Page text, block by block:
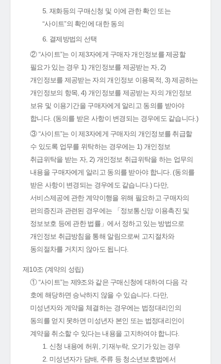
5. 재화등의 구매신청 및 이에 관한 확인 또는
“사이트”의 확인에 대한 동의
6. 결제방법의 선택
② “사이트”는 이 제3자에게 구매자 개인정보를 제공할
필요가 있는 경우 1) 개인정보를 제공받는 자, 2)
개인정보를 제공받는 자의 개인정보 이용목적, 3) 제공하는
개인정보의 항목, 4) 개인정보를 제공받는 자의 개인정보
보유 및 이용기간을 구매자에게 알리고 동의를 받아야
합니다. (동의를 받은 사항이 변경되는 경우에도 같습니다.)
③ “사이트”는 이 제3자에게 구매자의 개인정보를 취급할
수 있도록 업무를 위탁하는 경우에는 1) 개인정보
취급위탁을 받는 자, 2) 개인정보 취급위탁을 하는 업무의
내용을 구매자에게 알리고 동의를 받아야 합니다. (동의를
받은 사항이 변경되는 경우에도 같습니다.) 다만,
서비스제공에 관한 계약이행을 위해 필요하고 구매자의
편의증진과 관련된 경우에는 「정보통신망 이용촉진 및
정보보호 등에 관한 법률」에서 정하고 있는 방법으로
개인정보 취급방침을 통해 알림으로써 고지절차와
동의절차를 거치지 않아도 됩니다.
제10조 (계약의 성립)
① “사이트”는 제9조와 같은 구매신청에 대하여 다음 각
호에 해당하면 승낙하지 않을 수 있습니다. 다만,
미성년자와 계약을 체결하는 경우에는 법정대리인의
동의를 얻지 못하면 미성년자 본인 또는 법정대리인이
계약을 취소할 수 있다는 내용을 고지하여야 합니다.
1. 신청 내용에 허위, 기재누락, 오기가 있는 경우
2. 미성년자가 담배, 주류 등 청소년보호법에서